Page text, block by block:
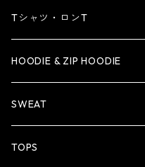
Tシャツ・ロンT
Tシャツ
ロンT
HOODIE & ZIP HOODIE
HOODIE
ZIP HOODIE
SWEAT
TOPS